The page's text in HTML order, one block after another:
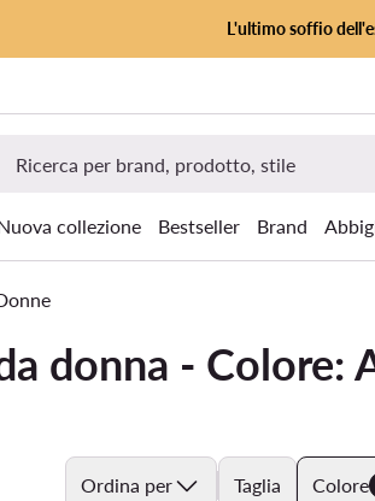
PRINCIPALE L'ultimo soffio
collezione Bestseller Brand
donna - Colore:
Ordina per Taglia Colore